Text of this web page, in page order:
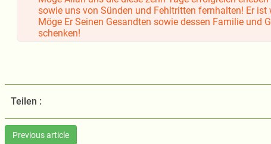
sowie uns von Sünden und Fehltritten fernhalten! Er
Möge Er Seinen Gesandten sowie dessen Familie und
schenken!
Teilen :
Previous article